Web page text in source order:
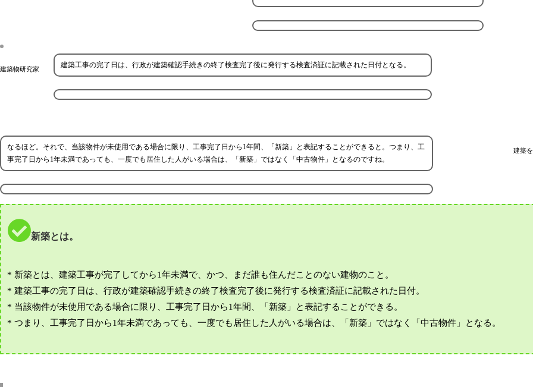
建築物研究家 建築工事の完了日は、行政が建築確認手続きの終了検査完了後に発行する検査済証に記載された日付となる。
建築
なるほど。それで、当該物件が未使用である場合に限り、工事完了日から1年間、「新築」と表記することができると。つまり、工
事完了日から1年未満であっても、一度でも居住した人がいる場合は、「新築」ではなく「中古物件」となるのですね。
新築とは。
* 新築とは、建築工事が完了してから1年未満で、かつ、まだ誰も住んだことのない建物のこと。
* 建築工事の完了日は、行政が建築確認手続きの終了検査完了後に発行する検査済証に記載された日付。
* 当該物件が未使用である場合に限り、工事完了日から1年間、「新築」と表記することができる。
* つまり、工事完了日から1年未満であっても、一度でも居住した人がいる場合は、「新築」ではなく「中古物件」となる。